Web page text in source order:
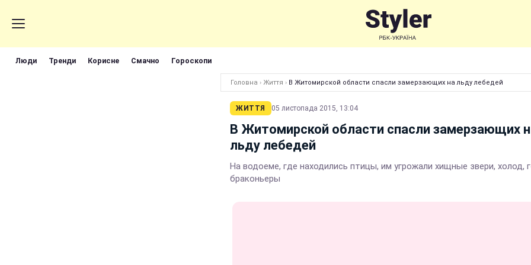
Люди Тренди Корисне Смачно Гороскопи
Головна › Життя › В Житомирской области спасли замерзающих на льду лебедей
ЖИТТЯ 05 листопада 2015, 13:04
В Житомирской области спасли замерзающих
льду лебедей
На водоеме, где находились птицы, им угрожали хищные звери, холод,
браконьеры